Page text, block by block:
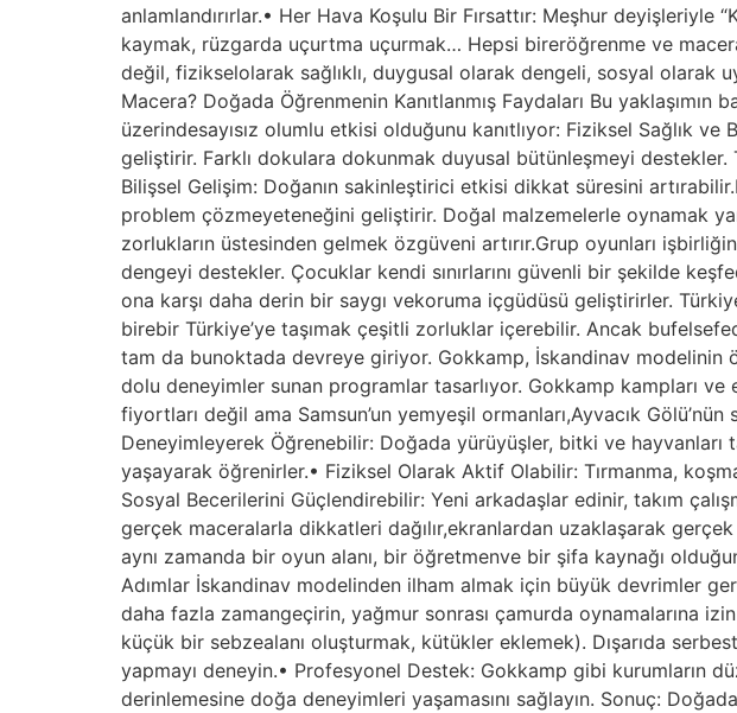
anlamlandırırlar.• Her Hava Koşulu Bir Fırsattır: Meşhur
kaymak, rüzgarda uçurtma uçurmak… Hepsi bireröğrenme ve
değil, fizikselolarak sağlıklı, duygusal olarak dengeli, sosyal olarak
Macera? Doğada Öğrenmenin Kanıtlanmış Faydaları Bu
üzerindesayısız olumlu etkisi olduğunu kanıtlıyor: Fiziksel Sağlık
geliştirir. Farklı dokulara dokunmak duyusal bütünleşmeyi destekler.
Bilişsel Gelişim: Doğanın sakinleştirici etkisi dikkat süresini
problem çözmeyeteneğini geliştirir. Doğal malzemelerle oynamak
zorlukların üstesinden gelmek özgüveni artırır.Grup oyunları
dengeyi destekler. Çocuklar kendi sınırlarını güvenli bir şekilde
ona karşı daha derin bir saygı vekoruma içgüdüsü geliştirirler.
birebir Türkiye’ye taşımak çeşitli zorluklar içerebilir. Ancak
tam da bunoktada devreye giriyor. Gokkamp, İskandinav
dolu deneyimler sunan programlar tasarlıyor. Gokkamp kampları ve
fiyortları değil ama Samsun’un yemyeşil ormanları,Ayvacık
Deneyimleyerek Öğrenebilir: Doğada yürüyüşler, bitki ve
yaşayarak öğrenirler.• Fiziksel Olarak Aktif Olabilir: Tırmanma,
Sosyal Becerilerini Güçlendirebilir: Yeni arkadaşlar edinir, takım
gerçek maceralarla dikkatleri dağılır,ekranlardan uzaklaşarak
aynı zamanda bir oyun alanı, bir öğretmenve bir şifa kaynağı
Adımlar İskandinav modelinden ilham almak için büyük devrimler
daha fazla zamangeçirin, yağmur sonrası çamurda oynamalarına
küçük bir sebzealanı oluşturmak, kütükler eklemek). Dışarıda
yapmayı deneyin.• Profesyonel Destek: Gokkamp gibi kurumların
derinlemesine doğa deneyimleri yaşamasını sağlayın. Sonuç: